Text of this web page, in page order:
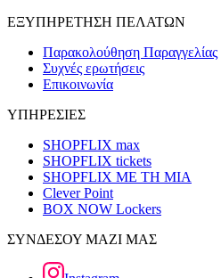
ΕΞΥΠΗΡΕΤΗΣΗ ΠΕΛΑΤΩΝ
Παρακολούθηση Παραγγελίας
Συχνές ερωτήσεις
Επικοινωνία
ΥΠΗΡΕΣΙΕΣ
SHOPFLIX max
SHOPFLIX tickets
SHOPFLIX ΜΕ ΤΗ ΜΙΑ
Clever Point
BOX NOW Lockers
ΣΥΝΔΕΣΟΥ ΜΑΖΙ ΜΑΣ